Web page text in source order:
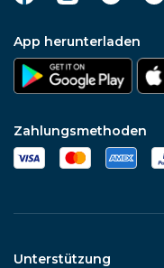
App herunterladen
Zahlungsmethoden
Unterstützung